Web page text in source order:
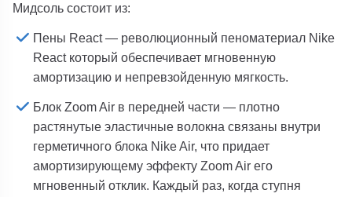
Мидсоль состоит из:
Пены React — революционный пеноматериал Nike
React который обеспечивает мгновенную
амортизацию и непревзойденную мягкость.
Блок Zoom Air в передней части — плотно
растянутые эластичные волокна связаны внутри
герметичного блока Nike Air, что придает
амортизирующему эффекту Zoom Air его
мгновенный отклик. Каждый раз, когда ступня